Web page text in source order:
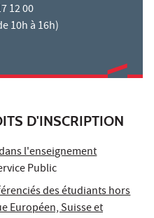
12 00
10h à 16h)
D'INSCRIPTION
l'enseignement
Public
des étudiants hors
Européen, Suisse et